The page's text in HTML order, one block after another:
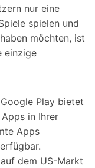
nur eine
spielen und
möchten, ist
einzige
Play bietet
in Ihrer
Apps
dem US-Markt